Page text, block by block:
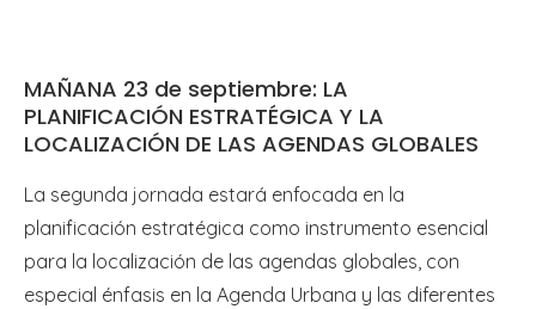
MAÑANA 23 de septiembre: LA
PLANIFICACIÓN ESTRATÉGICA Y LA
LOCALIZACIÓN DE LAS AGENDAS GLOBALES
La segunda jornada estará enfocada en la
planificación estratégica como instrumento esencial
para la localización de las agendas globales, con
especial énfasis en la Agenda Urbana y las diferentes